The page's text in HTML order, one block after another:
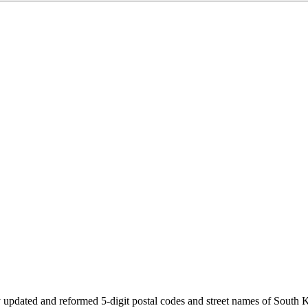
and reformed 5-digit postal codes and street names of South